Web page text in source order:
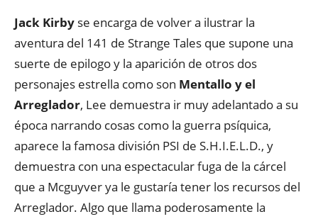
Jack Kirby se encarga de volver a ilustrar la
aventura del 141 de Strange Tales que supone una
suerte de epilogo y la aparición de otros dos
personajes estrella como son Mentallo y el
Arreglador, Lee demuestra ir muy adelantado a su
época narrando cosas como la guerra psíquica,
aparece la famosa división PSI de S.H.I.E.L.D., y
demuestra con una espectacular fuga de la cárcel
que a Mcguyver ya le gustaría tener los recursos del
Arreglador. Algo que llama poderosamente la